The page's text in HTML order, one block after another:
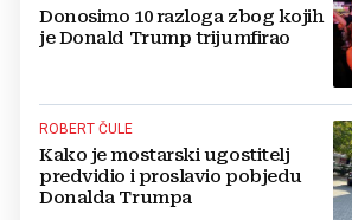
Donosimo 10 razloga zbog kojih
je Donald Trump trijumfirao
ROBERT ČULE
Kako je mostarski ugostitelj
predvidio i proslavio pobjedu
Donalda Trumpa